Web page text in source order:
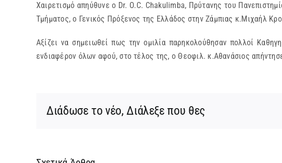
Χαιρετισμό απηύθυνε ο Dr. O.C. Chakulimba, Πρύτανης του
Τμήματος, ο Γενικός Πρόξενος της Ελλάδος στην Ζάμπιας κ.Μιχαήλ
Αξίζει να σημειωθεί πως την ομιλία παρηκολούθησαν πολλοί
ενδιαφέρον όλων αφού, στο τέλος της, ο Θεοφιλ. κ.Αθανάσιος
Διάδωσε το νέο, Διάλεξε που θες